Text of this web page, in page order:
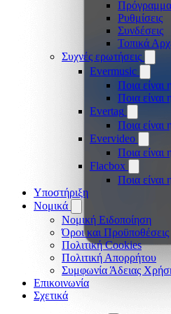
Ρυθμίσεις
Συνδέσεις
Τοπικά
Συχνές ερωτήσεις
Evermusic
Ποια είναι
Ποια
Evertag
Ποια
Evervideo
Ποια
Flacbox
Ποια
Υποστήριξη
Νομικά
Νομική Ειδοποίηση
Όροι και Προϋποθέσεις
Πολιτική Cookies
Πολιτική Απορρήτου
Συμφωνία Άδειας
Επικοινωνία
Σχετικά